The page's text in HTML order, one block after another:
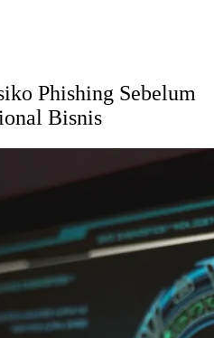
Phishing Sebelum
Bisnis